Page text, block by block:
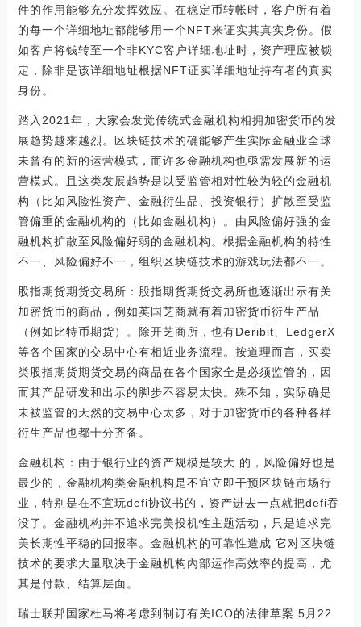
件的作用能够充分发挥效应。在稳定币转帐时，客户所有着
的每一个详细地址都能够用一个NFT来证实其真实身份。假
如客户将钱转至一个非KYC客户详细地址时，资产理应被锁
定，除非是该详细地址根据NFT证实详细地址持有者的真实
身份。
踏入2021年，大家会发觉传统式金融机构相拥加密货币的发
展趋势越来越烈。区块链技术的确能够产生实际金融业全球
未曾有的新的运营模式，而许多金融机构也亟需发展新的运
营模式。且这类发展趋势是以受监管相对性较为轻的金融机
构（比如风险性资产、金融衍生品、投资银行）扩散至受监
管偏重的金融机构的（比如金融机构）。由风险偏好强的金
融机构扩散至风险偏好弱的金融机构。根据金融机构的特性
不一、风险偏好不一，组织区块链技术的游戏玩法都不一。
股指期货期货交易所：股指期货期货交易所也逐渐出示有关
加密货币的商品，例如英国芝商就有着加密货币衍生产品
（例如比特币期货）。除开芝商所，也有Deribit、LedgerX
等各个国家的交易中心有相近业务流程。按道理而言，买卖
类股指期货期货交易的商品在各个国家全是必须监管的，因
而其产品研发和出示的脚步不容易太快。殊不知，实际确是
未被监管的天然的交易中心太多，对于加密货币的各种各样
衍生产品也都十分齐备。
金融机构：由于银行业的资产规模是较大 的，风险偏好也是
最少的，金融机构类金融机构是不宜立即干预区块链市场行
业，特别是在不宜玩defi协议书的，资产进去一点就把defi吞
没了。金融机构并不追求完美投机性主题活动，只是追求完
美长期性平稳的回报率。金融机构的可靠性造成 它对区块链
技术的要求大量取决于金融机构內部运作高效率的提高，尤
其是付款、结算层面。
瑞士联邦国家杜马将考虑到制订有关ICO的法律草案:5月22